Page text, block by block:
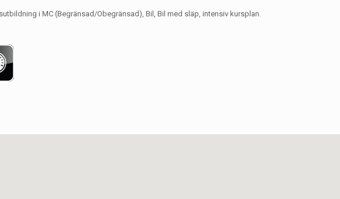
i MC (Begränsad/Obegränsad), Bil, Bil med släp, intensiv kursplan.